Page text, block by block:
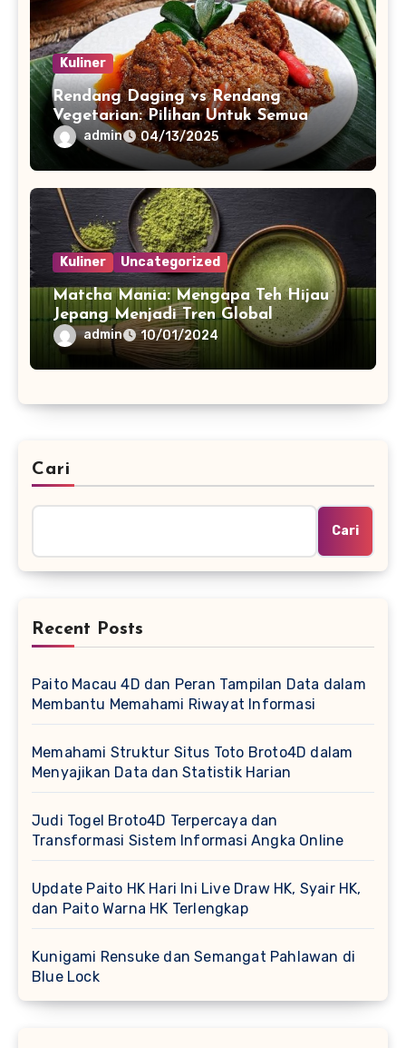
Kuliner
Rendang Daging vs Rendang
Vegetarian: Pilihan Untuk Semua
admin 04/13/2025
Kuliner Uncategorized
Matcha Mania: Mengapa Teh Hijau
Jepang Menjadi Tren Global
admin 10/01/2024
Cari
Cari
Recent Posts
Paito Macau 4D dan Peran Tampilan Data dalam
Membantu Memahami Riwayat Informasi
Memahami Struktur Situs Toto Broto4D dalam
Menyajikan Data dan Statistik Harian
Judi Togel Broto4D Terpercaya dan
Transformasi Sistem Informasi Angka Online
Update Paito HK Hari Ini Live Draw HK, Syair HK,
dan Paito Warna HK Terlengkap
Kunigami Rensuke dan Semangat Pahlawan di
Blue Lock